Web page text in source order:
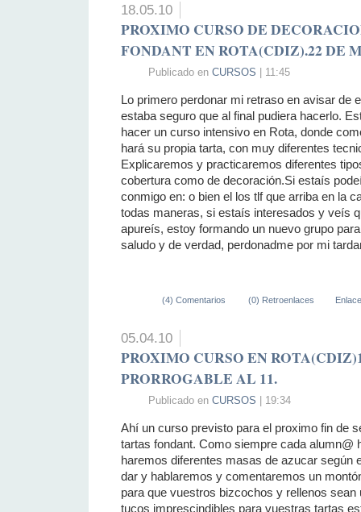
18.05.10
PROXIMO CURSO DE
FONDANT EN ROTA(CDIZ).22 DE
Publicado en CURSOS | 11:45
Lo primero perdonar mi retraso en avisar de
estaba seguro que al final pudiera hacerlo.
hacer un curso intensivo en Rota, donde
hará su propia tarta, con muy diferentes
Explicaremos y practicaremos diferentes
cobertura como de decoración.Si estaís
conmigo en: o bien el los tlf que arriba en la
todas maneras, si estaís interesados y veís
apureís, estoy formando un nuevo grupo
saludo y de verdad, perdonadme por mi
(4) Comentarios (0) Retroenlaces Enlace
05.04.10
PROXIMO CURSO EN
PRORROGABLE AL 11.
Publicado en CURSOS | 19:34
Ahí un curso previsto para el proximo fin de
tartas fondant. Como siempre cada alumn@
haremos diferentes masas de azucar según
dar y hablaremos y comentaremos un
para que vuestros bizcochos y rellenos
tucos imprescindibles para vuestras tartas